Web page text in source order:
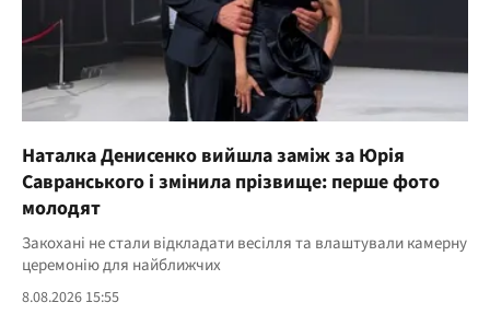
Наталка Денисенко вийшла заміж за Юрія
Савранського і змінила прізвище: перше фото
молодят
Закохані не стали відкладати весілля та влаштували камерну
церемонію для найближчих
8.08.2026 15:55